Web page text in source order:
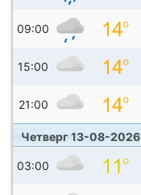
09:00
15:00
21:00
Четверг 13-08-2026
03:00